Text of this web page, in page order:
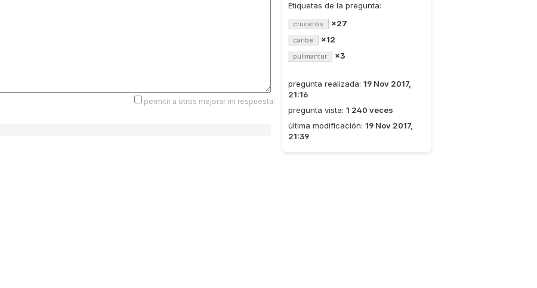
permitir a otros mejorar mi respuesta:
Etiquetas de la pregunta:
cruceros ×27
caribe ×12
pullmantur ×3
pregunta realizada: 19 Nov 2017,
21:16
pregunta vista: 1 240 veces
última modificación: 19 Nov 2017,
21:39